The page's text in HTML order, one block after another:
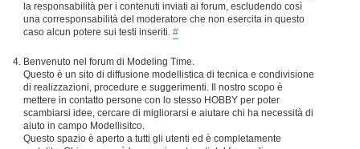
la responsabilità per i contenuti inviati ai forum, escludendo così
una corresponsabilità del moderatore che non esercita in questo
caso alcun potere sui testi inseriti. #
Benvenuto nel forum di Modeling Time.
Questo è un sito di diffusione modellistica di tecnica e condivisione
di realizzazioni, procedure e suggerimenti. Il nostro scopo è
mettere in contatto persone con lo stesso HOBBY per poter
scambiarsi idee, cercare di migliorarsi e aiutare chi ha necessità di
aiuto in campo Modellisitco.
Questo spazio è aperto a tutti gli utenti ed è completamente